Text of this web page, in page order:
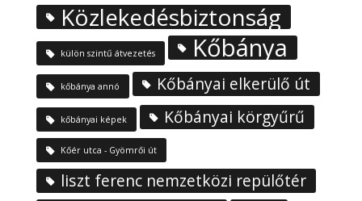
Közlekedésbiztonság
külön szintű átvezetés Kőbánya
kőbánya annó Kőbányai elkerülő út
kőbányai képek Kőbányai körgyűrű
Kőér utca - Gyömrői út
liszt ferenc nemzetközi repülőtér